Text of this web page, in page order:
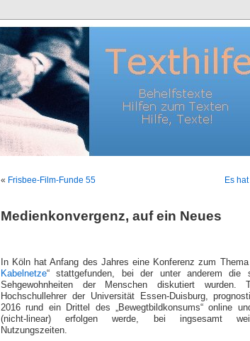
« Frisbee-Film-Funde 55 Es
Medienkonvergenz, auf ein Neues
In Köln hat Anfang des Jahres eine Konferenz zum Thema „
Kabelnetze“ stattgefunden, bei der unter anderem die
Sehgewohnheiten der Menschen diskutiert wurden.
Hochschullehrer der Universität Essen-Duisburg,
2016 rund ein Drittel des „Bewegtbildkonsums“ online
(nicht-linear) erfolgen werde, bei ingsesamt
Nutzungszeiten.